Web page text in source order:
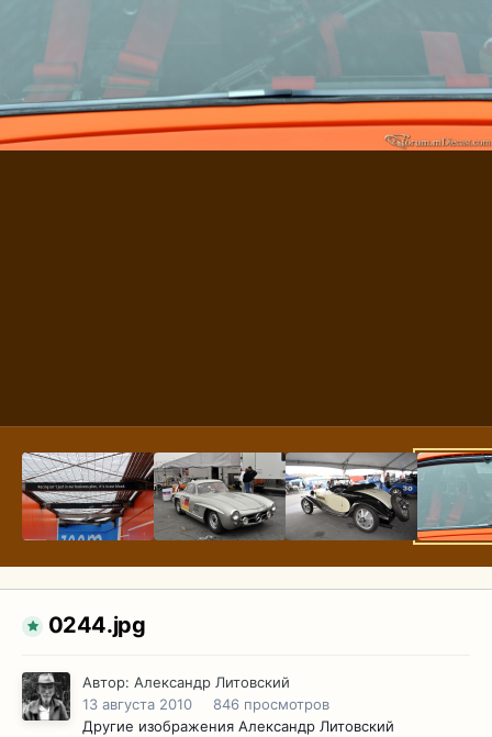
0244.jpg
Автор: Александр Литовский
13 августа 2010
846 просмотров
Другие изображения Александр Литовский